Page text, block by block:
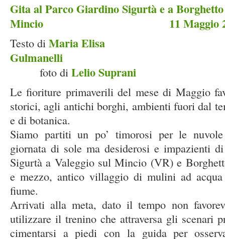
Gita al Parco Giardino Sigurtà e a
Mincio
11 Maggio
Testo di Maria Elisa
Gulmanelli
foto di Lelio Suprani
Le fioriture primaverili del mese di Maggio
storici, agli antichi borghi, ambienti fuori dal
e di botanica.
Siamo partiti un po’ timorosi per le
giornata di sole ma desiderosi e impazienti
Sigurtà a Valeggio sul Mincio (VR) e
e mezzo, antico villaggio di mulini ad
fiume.
Arrivati alla meta, dato il tempo non
utilizzare il trenino che attraversa gli scenari
cimentarsi a piedi con la guida per